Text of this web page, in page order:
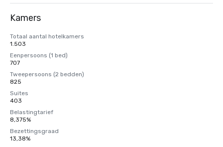
Kamers
Totaal aantal hotelkamers
1.503
Eenpersoons (1 bed)
707
Tweepersoons (2 bedden)
825
Suites
403
Belastingtarief
8,375%
Bezettingsgraad
13,38%